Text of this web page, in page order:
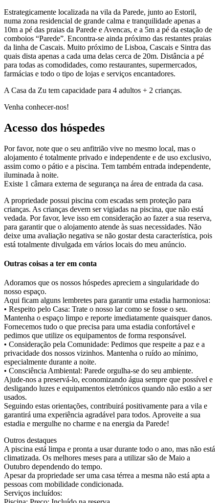
Estrategicamente localizada na vila da Parede, junto ao Estoril,
numa zona residencial de grande calma e tranquilidade apenas a
10m a pé das praias da Parede e Avencas, e a 5m a pé da estação de
comboios “Parede”. Encontra-se ainda próximo das restantes praias
da linha de Cascais. Muito próximo de Lisboa, Cascais e Sintra das
quais dista apenas a cada uma delas cerca de 20m. Distância a pé
para todas as comodidades, como restaurantes, supermercados,
farmácias e todo o tipo de lojas e serviços encantadores.
A Casa da Zu tem capacidade para 4 adultos + 2 crianças.
Venha conhecer-nos!
Acesso dos hóspedes
Por favor, note que o seu anfitrião vive no mesmo local, mas o
alojamento é totalmente privado e independente e de uso exclusivo,
assim como o pátio e a piscina. Tem também entrada independente,
iluminada à noite.
Existe 1 câmara externa de segurança na área de entrada da casa.
A propriedade possui piscina com escadas sem proteção para
crianças. As crianças devem ser vigiadas na piscina, que não está
vedada. Por favor, leve isso em consideração ao fazer a sua reserva,
para garantir que o alojamento atende às suas necessidades. Não
deixe uma avaliação negativa se não gostar desta característica, pois
está totalmente divulgada em vários locais do meu anúncio.
Outras coisas a ter em conta
Adoramos que os nossos hóspedes apreciem a singularidade do
nosso espaço.
Aqui ficam alguns lembretes para garantir uma estadia harmoniosa:
• Respeito pelo Casa: Trate o nosso lar como se fosse o seu.
Mantenha o espaço limpo e reporte imediatamente quaisquer danos.
Fornecemos tudo o que precisa para uma estadia confortável e
pedimos que utilize os equipamentos de forma responsável.
• Consideração pela Comunidade: Pedimos que respeite a paz e a
privacidade dos nossos vizinhos. Mantenha o ruído ao mínimo,
especialmente durante a noite.
• Consciência Ambiental: Parede orgulha-se do seu ambiente.
Ajude-nos a preservá-lo, economizando água sempre que possível e
desligando luzes e equipamentos eletrónicos quando não estão a ser
usados.
Seguindo estas orientações, contribuirá positivamente para a vila e
garantirá uma experiência agradável para todos. Aproveite a sua
estadia e mergulhe no charme e na energia da Parede!
Outros destaques
A piscina está limpa e pronta a usar durante todo o ano, mas não está
climatizada. Os melhores meses para a utilizar são de Maio a
Outubro dependendo do tempo.
Apesar da propriedade ser uma casa térrea a mesma não está apta a
pessoas com mobilidade condicionada.
Serviços incluídos: